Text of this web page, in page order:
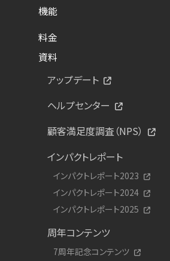
機能
料金
資料
アップデート
ヘルプセンター
顧客満足度調査（NPS）
インパクトレポート
インパクトレポート2023
インパクトレポート2024
インパクトレポート2025
周年コンテンツ
7周年記念コンテンツ